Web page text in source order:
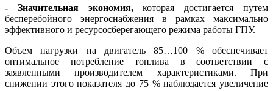
- Значительная экономия,которая достигается путем
бесперебойного энергоснабжения в рамках максимально
эффективного и ресурсосберегающего режима работы ГПУ.
Объем нагрузки на двигатель 85…100 % обеспечивает
оптимальное потребление топлива в соответствии с
заявленными производителем характеристиками. При
снижении этого показателя до 75 % наблюдается увеличение